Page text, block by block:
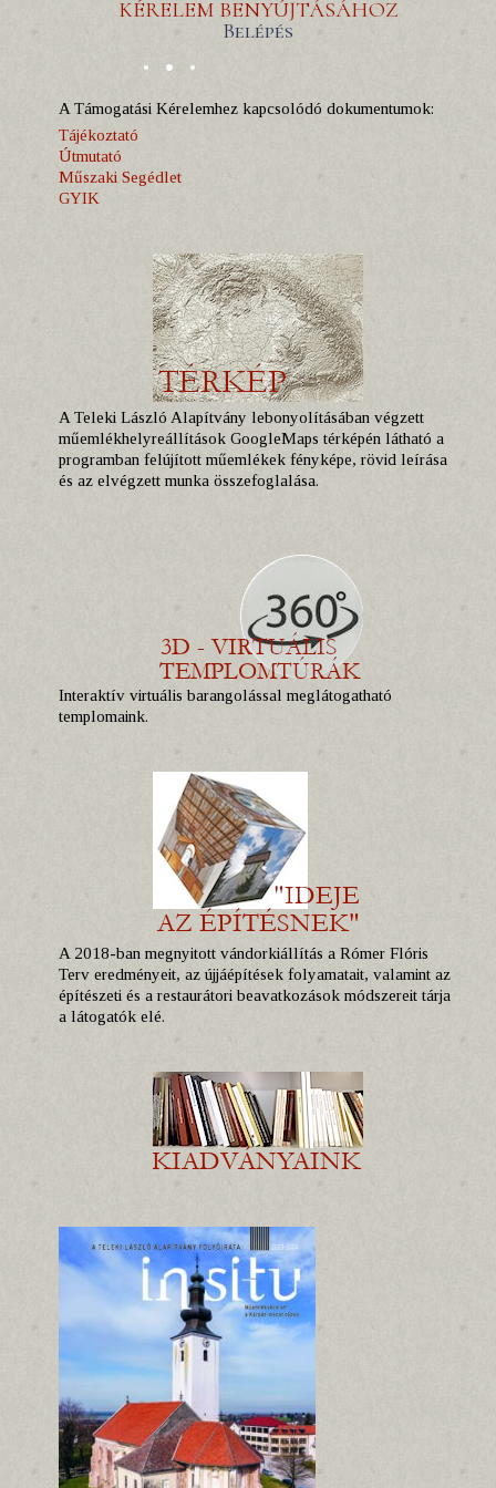
KÉRELEM BENYÚJTÁSÁHOZ
Belépés
A Támogatási Kérelemhez kapcsolódó dokumentumok:
Tájékoztató
Útmutató
Műszaki Segédlet
GYIK
A Teleki László Alapítvány lebonyolításában végzett
műemlékhelyreállítások GoogleMaps térképén látható a
programban felújított műemlékek fényképe, rövid leírása
és az elvégzett munka összefoglalása.
Interaktív virtuális barangolással meglátogatható
templomaink.
A 2018-ban megnyitott vándorkiállítás a Rómer Flóris
Terv eredményeit, az újjáépítések folyamatait, valamint az
építészeti és a restaurátori beavatkozások módszereit tárja
a látogatók elé.